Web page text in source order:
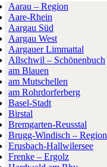
Aarau – Region
Aare-Rhein
Aargau Süd
Aargau West
Aargauer Limmattal
Allschwil – Schönenbuch
am Blauen
am Mutschellen
am Rohrdorferberg
Basel-Stadt
Birstal
Bremgarten-Reusstal
Brugg-Windisch – Region
Erusbach-Hallwilersee
Frenke – Ergolz